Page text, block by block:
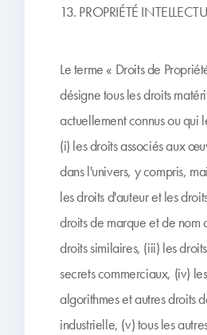
13. PROPRIÉTÉ
Le terme « Droits de
désigne tous les droits
actuellement connus ou qui
(i) les droits associés aux
dans l'univers, y compris,
les droits d'auteur et les
droits de marque et de nom
droits similaires, (iii) les
secrets commerciaux, (iv)
algorithmes et autres droits
industrielle, (v) tous les